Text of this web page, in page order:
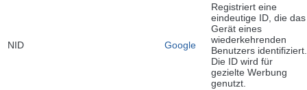
NID Google
Registriert eine
eindeutige ID, die das
Gerät eines
wiederkehrenden
Benutzers identifiziert.
Die ID wird für
gezielte Werbung
genutzt.